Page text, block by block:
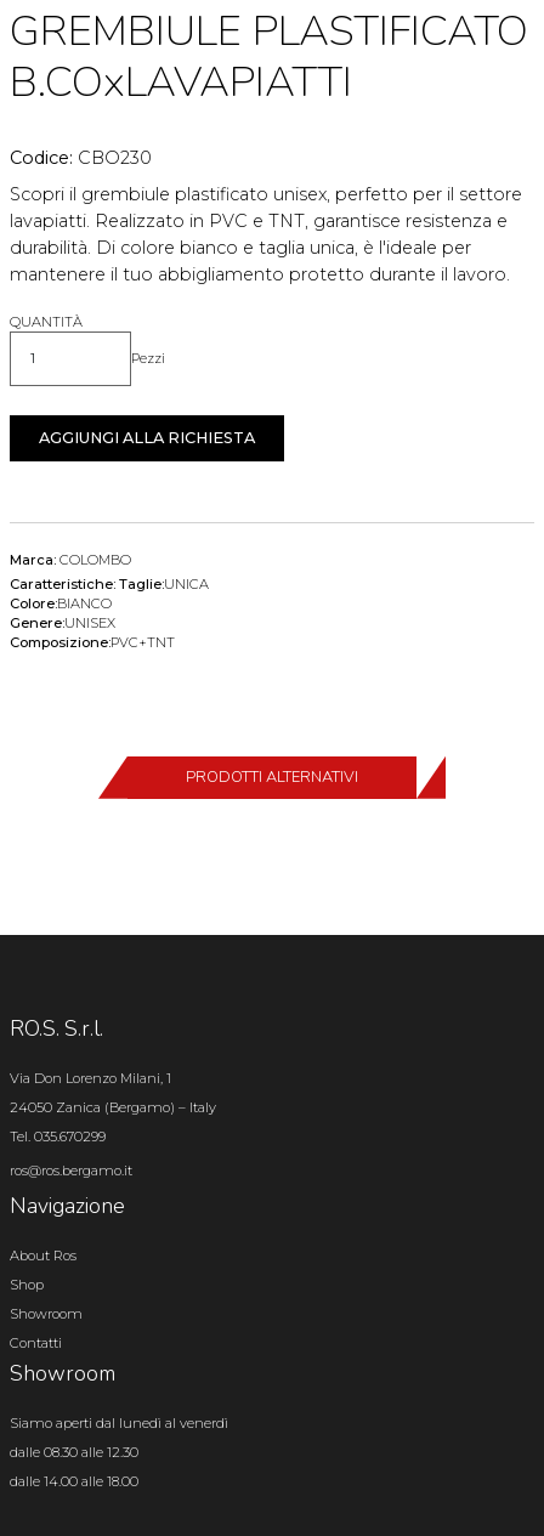
GREMBIULE PLASTIFICATO
B.COxLAVAPIATTI
Codice: CBO230
Scopri il grembiule plastificato unisex, perfetto per il settore
lavapiatti. Realizzato in PVC e TNT, garantisce resistenza e
durabilità. Di colore bianco e taglia unica, è l'ideale per
mantenere il tuo abbigliamento protetto durante il lavoro.
QUANTITÀ
Quantità Pezzi
AGGIUNGI ALLA RICHIESTA
Marca: COLOMBO
Caratteristiche: Taglie:UNICA
Colore:BIANCO
Genere:UNISEX
Composizione:PVC+TNT
PRODOTTI ALTERNATIVI
RO.S. S.r.l.
Via Don Lorenzo Milani, 1
24050 Zanica (Bergamo) – Italy
Tel. 035.670299
ros@ros.bergamo.it
Navigazione
About Ros
Shop
Showroom
Contatti
Showroom
Siamo aperti dal lunedì al venerdì
dalle 08.30 alle 12.30
dalle 14.00 alle 18.00